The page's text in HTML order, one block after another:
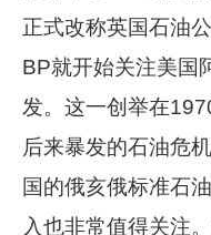
正式改称英国石油
BP就开始关注美国
发。这一创举在
后来暴发的石油危
国的俄亥俄标准石
入也非常值得关注